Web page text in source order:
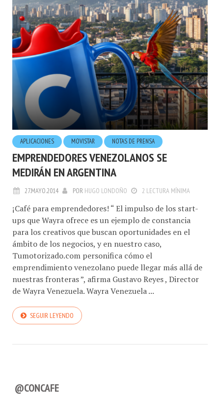
APLICACIONES MOVISTAR NOTAS DE PRENSA
EMPRENDEDORES VENEZOLANOS SE
MEDIRÁN EN ARGENTINA
27.MAYO.2014 POR HUGO LONDOÑO 2 LECTURA MÍNIMA
¡Café para emprendedores! “ El impulso de los start-
ups que Wayra ofrece es un ejemplo de constancia
para los creativos que buscan oportunidades en el
ámbito de los negocios, y en nuestro caso,
Tumotorizado.com personifica cómo el
emprendimiento venezolano puede llegar más allá de
nuestras fronteras ”, afirma Gustavo Reyes , Director
de Wayra Venezuela. Wayra Venezuela ...
SEGUIR LEYENDO
@CONCAFE